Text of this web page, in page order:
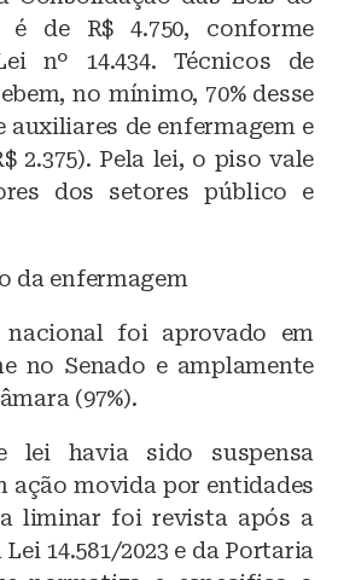
é de R$ 4.750, conforme
nº 14.434. Técnicos de
no mínimo, 70% desse
auxiliares de enfermagem e
2.375). Pela lei, o piso vale
dos setores público e
da enfermagem
foi aprovado em
no Senado e amplamente
(97%).
lei havia sido suspensa
ação movida por entidades
liminar foi revista após a
14.581/2023 e da Portaria